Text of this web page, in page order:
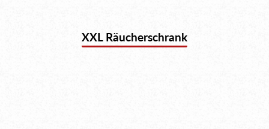
XXL Räucherschrank